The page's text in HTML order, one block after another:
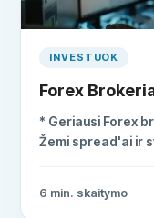
INVESTUOK
Forex
* Geriausi Forex
Žemi spread'ai ir
6 min. skaitymo